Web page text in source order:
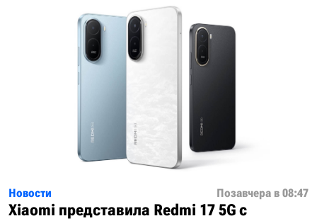
Новости Позавчера в 08:47
Xiaomi представила Redmi 17 5G с